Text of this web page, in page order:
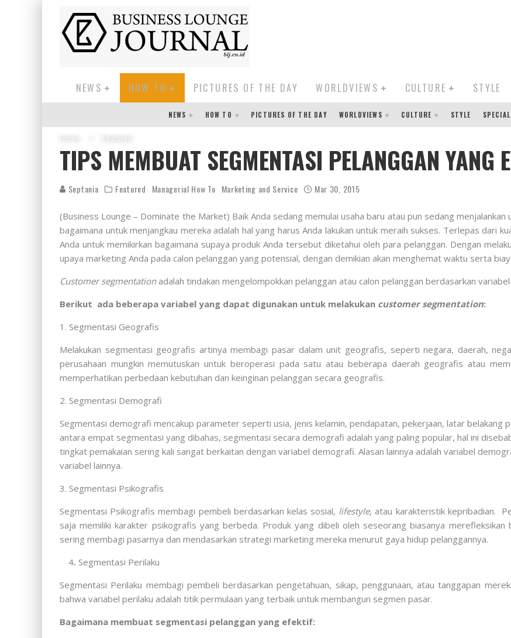
NEWS HOW TO PICTURES OF THE DAY WORLDVIEWS CULTURE STYLE
NEWS HOW TO PICTURES OF THE DAY WORLDVIEWS CULTURE STYLE
Home Featured
TIPS MEMBUAT SEGMENTASI PELANGGAN YANG
Septania Featured Managerial How To Marketing and Service Mar 30, 2015
(Business Lounge – Dominate the Market) Baik Anda sedang memulai usaha baru atau pun sedang
bagaimana untuk menjangkau mereka adalah hal yang harus Anda lakukan untuk meraih sukses. Terlepas dari
Anda untuk memikirkan bagaimana supaya produk Anda tersebut diketahui oleh para pelanggan. Dengan
upaya marketing Anda pada calon pelanggan yang potensial, dengan demikian akan menghemat waktu serta
Customer segmentationadalah tindakan mengelompokkan pelanggan atau calon pelanggan berdasarkan
Berikut ada beberapa variabel yang dapat digunakan untuk melakukan customer segmentation:
1. Segmentasi Geografis
Melakukan segmentasi geografis artinya membagi pasar dalam unit geografis, seperti negara, daerah,
perusahaan mungkin memutuskan untuk beroperasi pada satu atau beberapa daerah geografis atau
memperhatikan perbedaan kebutuhan dan keinginan pelanggan secara geografis.
2. Segmentasi Demografi
Segmentasi demografi mencakup parameter seperti usia, jenis kelamin, pendapatan, pekerjaan, latar belakang
antara empat segmentasi yang dibahas, segmentasi secara demografi adalah yang paling popular, hal ini
tingkat pemakaian sering kali sangat berkaitan dengan variabel demografi. Alasan lainnya adalah variabel
variabel lainnya.
3. Segmentasi Psikografis
Segmentasi Psikografis membagi pembeli berdasarkan kelas sosial, lifestyle, atau karakteristik kepribadian.
saja memiliki karakter psikografis yang berbeda. Produk yang dibeli oleh seseorang biasanya
sering membagi pasarnya dan mendasarkan strategi marketing mereka menurut gaya hidup pelanggannya.
4. Segmentasi Perilaku
Segmentasi Perilaku membagi pembeli berdasarkan pengetahuan, sikap, penggunaan, atau tanggapan
bahwa variabel perilaku adalah titik permulaan yang terbaik untuk membangun segmen pasar.
Bagaimana membuat segmentasi pelanggan yang efektif: